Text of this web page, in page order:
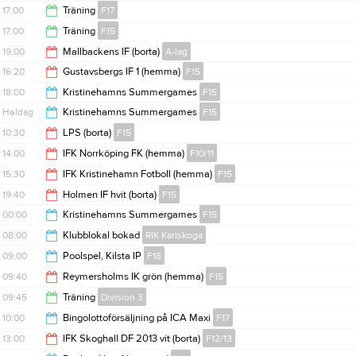
19:30
20:00
17:00 Träning F17
18:30
17:00 Träning F15
18:30
19:00 Mallbackens IF (borta) A-lag
21:00
16:20 Gustavsbergs IF 1 (hemma) F15
17:00
18:00 Kristinehamns Summergames F15
00:00
Heldag Kristinehamns Summergames F15
10:30
LPS (borta) F15
11:15
14:00 IFK Norrköping FK (hemma) F10/11
16:00
15:30 IFK Kristinehamn Fotboll (hemma) F15
16:30
19:40 Holmen IF hvit (borta) F15
20:05
00:00 Kristinehamns Summergames F15
19:00
08:00 Klubblokal bokad RIK Karlskoga
15:00
09:00 Poolspel, Kilsta IP F18
16:00
09:40 Reymersholms IK grön (hemma) F15
10:05
09:45 Träning Division 3
11:15
10:00 Bingolottoförsäljning på ICA Maxi F17
13:00 IFK Skoghall DF 2013 vit (borta) F12/13